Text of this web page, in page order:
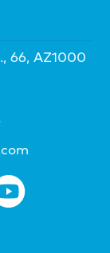
66, AZ1000